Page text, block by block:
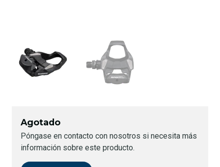
Agotado
Póngase en contacto con nosotros si necesita más
información sobre este producto.